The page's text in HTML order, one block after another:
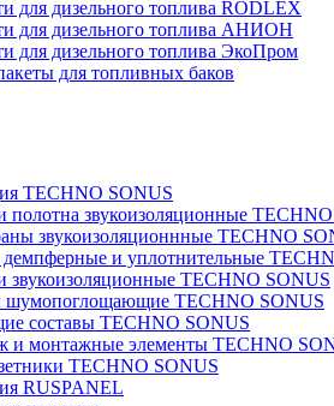
для дизельного топлива RODLEX
для дизельного топлива АНИОН
для дизельного топлива ЭкоПром
для топливных баков
TECHNO SONUS
полотна звукоизоляционные
звукоизоляционнные TECHNO
и уплотнительные
звукоизоляционные TECHNO SONUS
TECHNO SONUS
составы TECHNO SONUS
и монтажные элементы TECHNO
TECHNO SONUS
RUSPANEL